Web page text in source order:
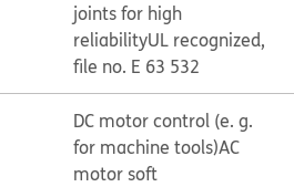
joints for high
reliabilityUL recognized,
file no. E 63 532
DC motor control (e. g.
for machine tools)AC
motor soft